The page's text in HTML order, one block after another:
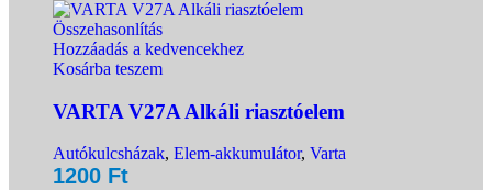
Összehasonlítás
Hozzáadás a kedvencekhez
Kosárba teszem
VARTA V27A Alkáli riasztóelem
Autókulcsházak, Elem-akkumulátor, Varta
1200 Ft